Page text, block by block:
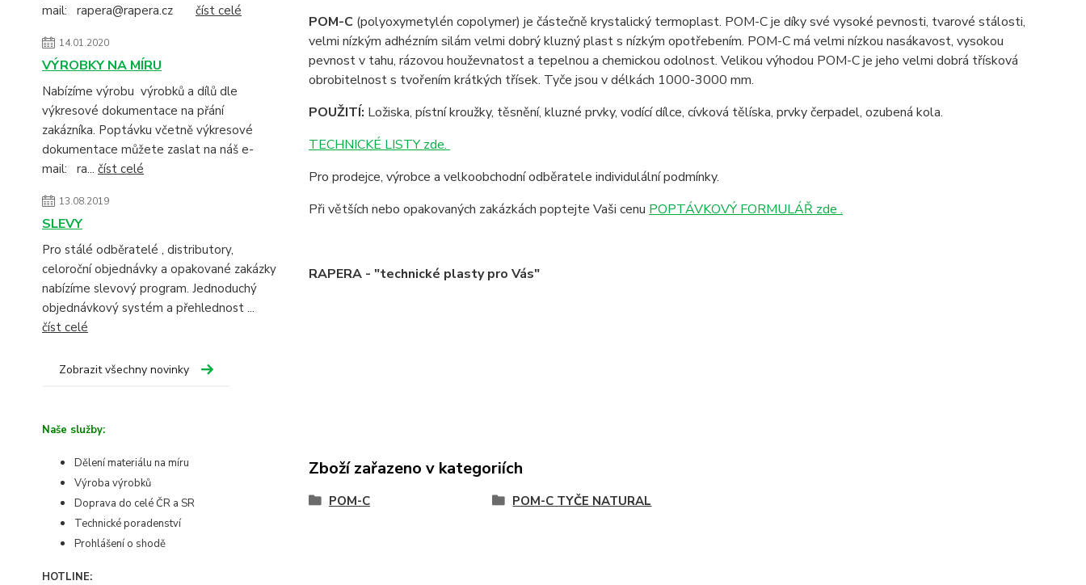
mail: rapera@rapera.cz číst celé
14.01.2020
VÝROBKY NA MÍRU
Nabízíme výrobu výrobků a dílů dle
výkresové dokumentace na přání
zakázníka. Poptávku včetně výkresové
dokumentace můžete zaslat na náš e-
mail: ra... číst celé
13.08.2019
SLEVY
Pro stálé odběratelé , distributory,
celoroční objednávky a opakované zakázky
nabízíme slevový program. Jednoduchý
objednávkový systém a přehlednost ...
číst celé
Zobrazit všechny novinky
Naše služby:
Dělení materiálu na míru
Výroba výrobků
Doprava do celé ČR a SR
Technické poradenství
Prohlášení o shodě
HOTLINE:
POM-C (polyoxymetylén copolymer) je částečně krystalický termoplast. POM-C je díky své vysoké pevnosti, tvarové stálosti,
velmi nízkým adhézním silám velmi dobrý kluzný plast s nízkým opotřebením. POM-C má velmi nízkou nasákavost, vysokou
pevnost v tahu, rázovou houževnatost a tepelnou a chemickou odolnost. Velikou výhodou POM-C je jeho velmi dobrá třísková
obrobitelnost s tvořením krátkých třísek. Tyče jsou v délkách 1000-3000 mm.
POUŽITÍ: Ložiska, pístní kroužky, těsnění, kluzné prvky, vodící dílce, cívková tělíska, prvky čerpadel, ozubená kola.
TECHNICKÉ LISTY zde.
Pro prodejce, výrobce a velkoobchodní odběratele individulální podmínky.
Při větších nebo opakovaných zakázkách poptejte Vaši cenu POPTÁVKOVÝ FORMULÁŘ zde .
RAPERA - "technické plasty pro Vás"
Zboží zařazeno v kategoriích
POM-C POM-C TYČE NATURAL